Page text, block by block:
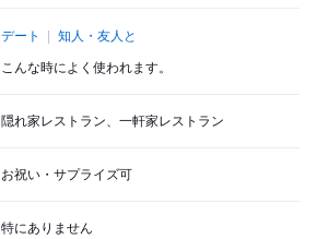
デート 知人・友人と
こんな時によく使われます。
隠れ家レストラン、一軒家レストラン
お祝い・サプライズ可
特にありません